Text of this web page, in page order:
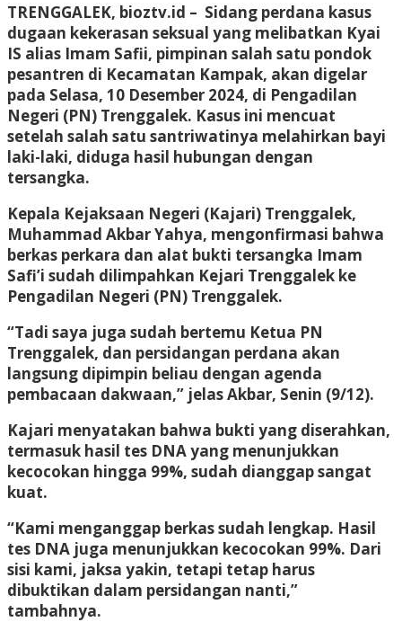
TRENGGALEK, bioztv.id – Sidang perdana kasus
dugaan kekerasan seksual yang melibatkan Kyai
IS alias Imam Safii, pimpinan salah satu pondok
pesantren di Kecamatan Kampak, akan digelar
pada Selasa, 10 Desember 2024, di Pengadilan
Negeri (PN) Trenggalek. Kasus ini mencuat
setelah salah satu santriwatinya melahirkan bayi
laki-laki, diduga hasil hubungan dengan
tersangka.
Kepala Kejaksaan Negeri (Kajari) Trenggalek,
Muhammad Akbar Yahya, mengonfirmasi bahwa
berkas perkara dan alat bukti tersangka Imam
Safi’i sudah dilimpahkan Kejari Trenggalek ke
Pengadilan Negeri (PN) Trenggalek.
“Tadi saya juga sudah bertemu Ketua PN
Trenggalek, dan persidangan perdana akan
langsung dipimpin beliau dengan agenda
pembacaan dakwaan,” jelas Akbar, Senin (9/12).
Kajari menyatakan bahwa bukti yang diserahkan,
termasuk hasil tes DNA yang menunjukkan
kecocokan hingga 99%, sudah dianggap sangat
kuat.
“Kami menganggap berkas sudah lengkap. Hasil
tes DNA juga menunjukkan kecocokan 99%. Dari
sisi kami, jaksa yakin, tetapi tetap harus
dibuktikan dalam persidangan nanti,”
tambahnya.